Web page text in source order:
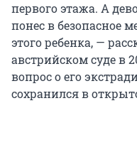
первого этажа. А
понес в безопасное
этого ребенка, —
австрийском суде в
вопрос о его
сохранился в